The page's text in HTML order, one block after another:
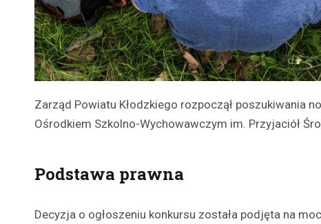
Zarząd Powiatu Kłodzkiego rozpoczął poszukiwania
Ośrodkiem Szkolno-Wychowawczym im. Przyjaciół
Podstawa prawna
Decyzja o ogłoszeniu konkursu została podjęta na